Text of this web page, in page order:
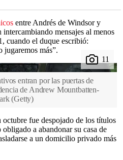
entre Andrés de Windsor y
mensajes al menos
cuando el duque escribió:
jugaremos más”.
entran por las puertas de
de Andrew Mountbatten-
(Getty)
fue despojado de los títulos
a abandonar su casa de
a un domicilio privado más